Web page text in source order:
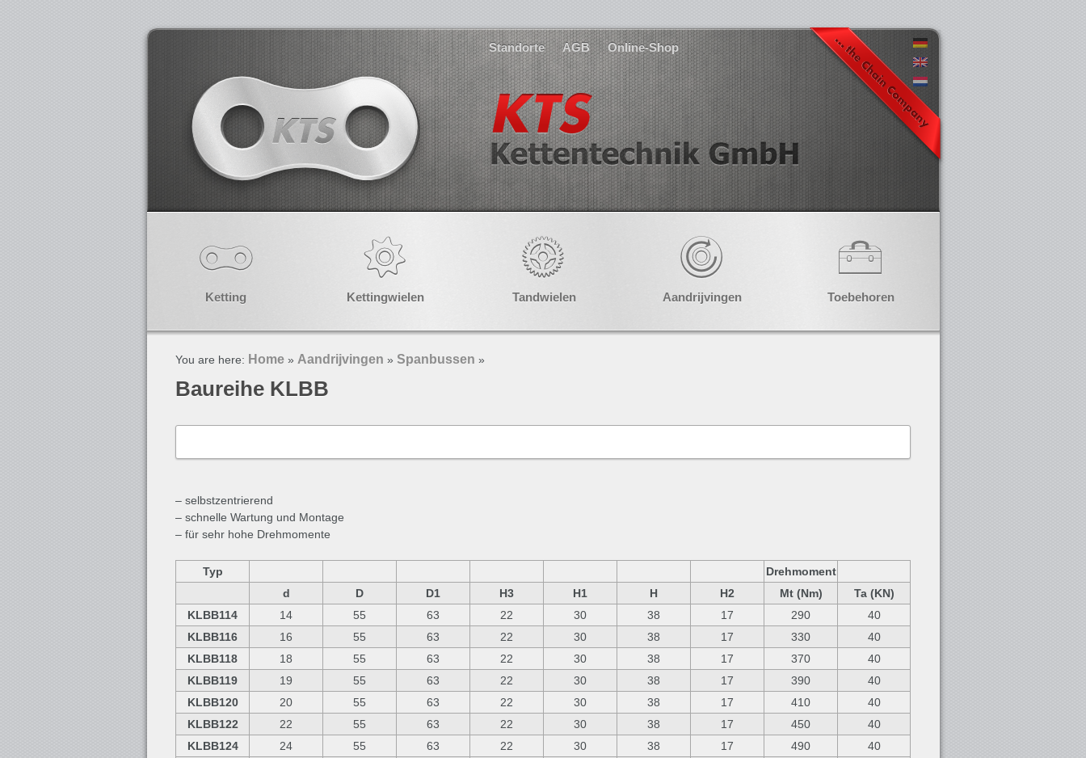
Standorte AGB Online-Shop
Ketting Kettingwielen Tandwielen Aandrijvingen Toebehoren
You are here: Home » Aandrijvingen » Spanbussen »
Baureihe KLBB
– selbstzentrierend
– schnelle Wartung und Montage
– für sehr hohe Drehmomente
Typ
Drehmoment
d
D D1 H3 H1 H H2 Mt (Nm)
Ta (KN)
KLBB114
14 55 63 22 30 38 17 290
40
KLBB116
16 55 63 22 30 38 17 330
40
KLBB118
18 55 63 22 30 38 17 370
40
KLBB119
19 55 63 22 30 38 17 390
40
KLBB120
20 55 63 22 30 38 17 410
40
KLBB122
22 55 63 22 30 38 17 450
40
KLBB124
24 55 63 22 30 38 17 490
40